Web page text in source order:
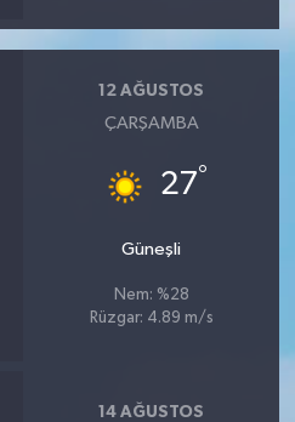
12 AĞUSTOS
ÇARŞAMBA
27°
Güneşli
Nem: %28
Rüzgar: 4.89 m/s
14 AĞUSTOS